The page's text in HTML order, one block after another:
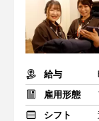
給与
雇用形態
シフト